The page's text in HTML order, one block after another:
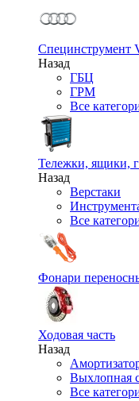
Специнструмент
Назад
ГБЦ
ГРМ
Все
Тележки, ящики,
Назад
Верстаки
Все
Фонари
Ходовая часть
Назад
Выхлопная
Все